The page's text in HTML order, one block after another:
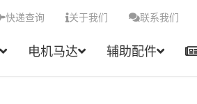
电机马达 辅助配件
快递查询 关于我们 联系我们